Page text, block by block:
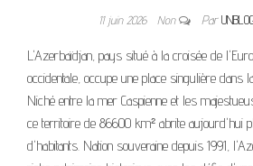
11 juin 2026 Non Par
L'Azerbaïdjan, pays situé à la croisée de
occidentale, occupe une place singulière dans
Niché entre la mer Caspienne et les
ce territoire de 86600 km² abrite aujourd'hui
d'habitants. Nation souveraine depuis 1991,